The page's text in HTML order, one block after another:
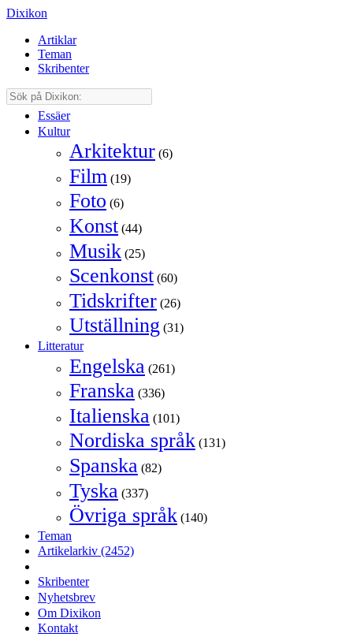
Dixikon
Artiklar
Teman
Skribenter
Essäer
Kultur
Arkitektur (6)
Film (19)
Foto (6)
Konst (44)
Musik (25)
Scenkonst (60)
Tidskrifter (26)
Utställning (31)
Litteratur
Engelska (261)
Franska (336)
Italienska (101)
Nordiska språk (131)
Spanska (82)
Tyska (337)
Övriga språk (140)
Teman
Artikelarkiv (2452)
Skribenter
Nyhetsbrev
Om Dixikon
Kontakt